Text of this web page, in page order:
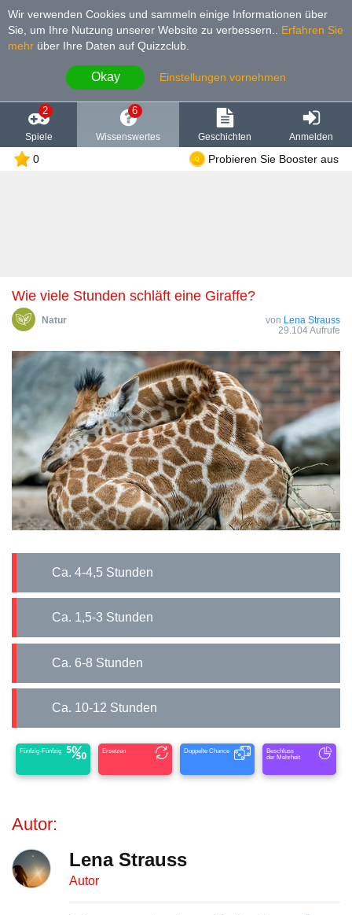
Wir verwenden Cookies und sammeln einige Informationen über
Sie, um Ihre Nutzung unserer Website zu verbessern.
Erfahren Sie
mehr über Ihre Daten auf Quizzclub.
Okay Einstellungen vornehmen
2
Spiele
6
Wissenswertes Geschichten Anmelden
0 Probieren Sie Booster aus
Wie viele Stunden schläft eine Giraffe?
Natur von Lena Strauss
29.104 Aufrufe
ca. 4-4,5 Stunden
ca. 1,5-3 Stunden
ca. 6-8 Stunden
ca. 10-12 Stunden
Fünfzig-Fünfzig Ersetzen Doppelte Chance
Beschluss
der Mehrheit
Autor:
Lena Strauss
Autor